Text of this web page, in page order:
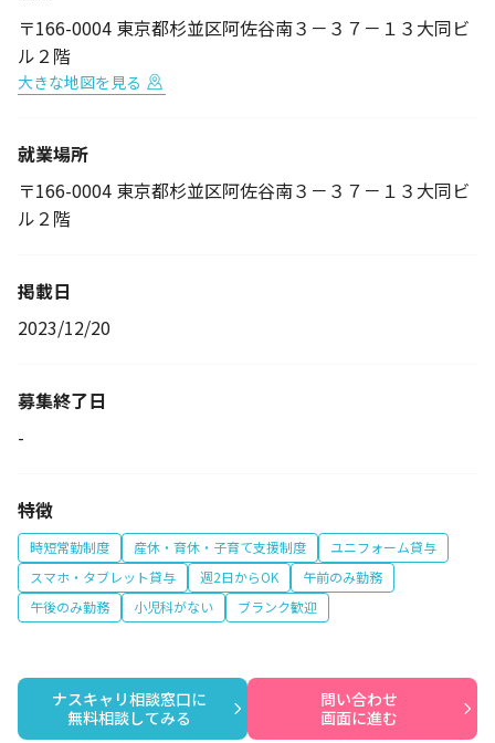
〒166-0004 東京都杉並区阿佐谷南３－３７－１３大同ビ
ル２階
大きな地図を見る
就業場所
〒166-0004 東京都杉並区阿佐谷南３－３７－１３大同ビ
ル２階
掲載日
2023/12/20
募集終了日
-
特徴
時短常勤制度 産休・育休・子育て支援制度
ユニフォーム貸与
スマホ・タブレット貸与
週2日からOK
午前のみ勤務
午後のみ勤務
小児科がない ブランク歓迎
ナスキャリ相談窓口に
無料相談してみる
問い合わせ
画面に進む